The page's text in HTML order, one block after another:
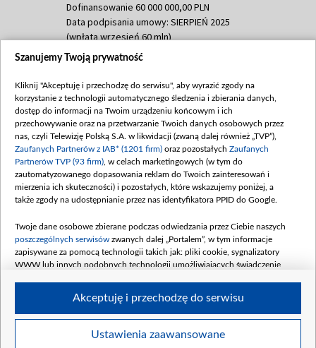
Dofinansowanie 60 000 000,00 PLN
Data podpisania umowy: SIERPIEŃ 2025
(wpłata wrzesień 60 mln)
Dofinansowanie 635 783 051,21 PLN
(wpłata wrzesień 100 mln, październik 350
mln, listopad 265 mln)
Dofinansowanie 48 862 000,00 PLN
Data podpisania umowy: GRUDZIEŃ 2025
(wpłata grudzień 60,548 mln)
Dofinansowanie 900 000 000,00 PLN
Data podpisania umowy: LUTY 2026 (wpłata
kwiecień 180 mln, 7 maja 180 mln, 8
czerwca 90 mln)
Dofinansowanie 250 000 000,00 PLN
4 sierpnia 250 mln
Szanujemy Twoją prywatność
Kliknij "Akceptuję i przechodzę do serwisu", aby wyrazić zgody na
korzystanie z technologii automatycznego śledzenia i zbierania danych,
dostęp do informacji na Twoim urządzeniu końcowym i ich
przechowywanie oraz na przetwarzanie Twoich danych osobowych przez
nas, czyli Telewizję Polską S.A. w likwidacji (zwaną dalej również „TVP”),
Zaufanych Partnerów z IAB* (1201 firm) oraz pozostałych Zaufanych
Partnerów TVP (93 firm) , w celach marketingowych (w tym do
zautomatyzowanego dopasowania reklam do Twoich zainteresowań i
mierzenia ich skuteczności) i pozostałych, które wskazujemy poniżej, a
także zgody na udostępnianie przez nas identyfikatora PPID do Google.
Twoje dane osobowe zbierane podczas odwiedzania przez Ciebie naszych
poszczególnych serwisów zwanych dalej „Portalem”, w tym informacje
zapisywane za pomocą technologii takich jak: pliki cookie, sygnalizatory
WWW lub innych podobnych technologii umożliwiających świadczenie
Twoje dane osobowe zbierane podczas odwiedzania przez Ciebie
Ustawienia zaawansowane
Akceptuję i przechodzę do serwisu